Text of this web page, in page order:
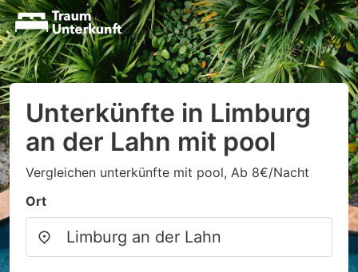
Unterkünfte in Limburg
an der Lahn mit pool
Vergleichen unterkünfte mit pool, Ab 8€/Nacht
Ort